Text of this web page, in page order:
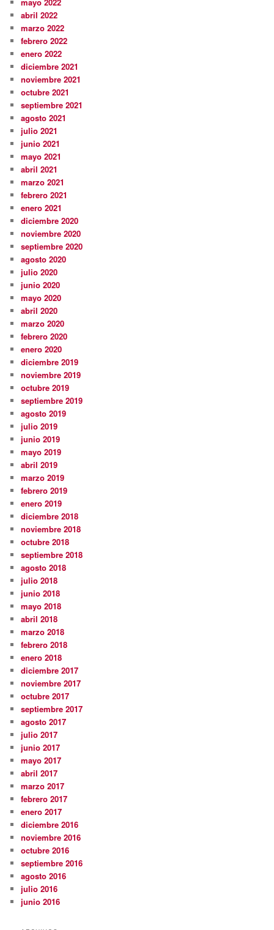
abril 2022
marzo 2022
febrero 2022
enero 2022
diciembre 2021
noviembre 2021
octubre 2021
septiembre 2021
agosto 2021
julio 2021
junio 2021
mayo 2021
abril 2021
marzo 2021
febrero 2021
enero 2021
diciembre 2020
noviembre 2020
septiembre 2020
agosto 2020
julio 2020
junio 2020
mayo 2020
abril 2020
marzo 2020
febrero 2020
enero 2020
diciembre 2019
noviembre 2019
octubre 2019
septiembre 2019
agosto 2019
julio 2019
junio 2019
mayo 2019
abril 2019
marzo 2019
febrero 2019
enero 2019
diciembre 2018
noviembre 2018
octubre 2018
septiembre 2018
agosto 2018
julio 2018
junio 2018
mayo 2018
abril 2018
marzo 2018
febrero 2018
enero 2018
diciembre 2017
noviembre 2017
octubre 2017
septiembre 2017
agosto 2017
julio 2017
junio 2017
mayo 2017
abril 2017
marzo 2017
febrero 2017
enero 2017
diciembre 2016
noviembre 2016
octubre 2016
septiembre 2016
agosto 2016
julio 2016
junio 2016